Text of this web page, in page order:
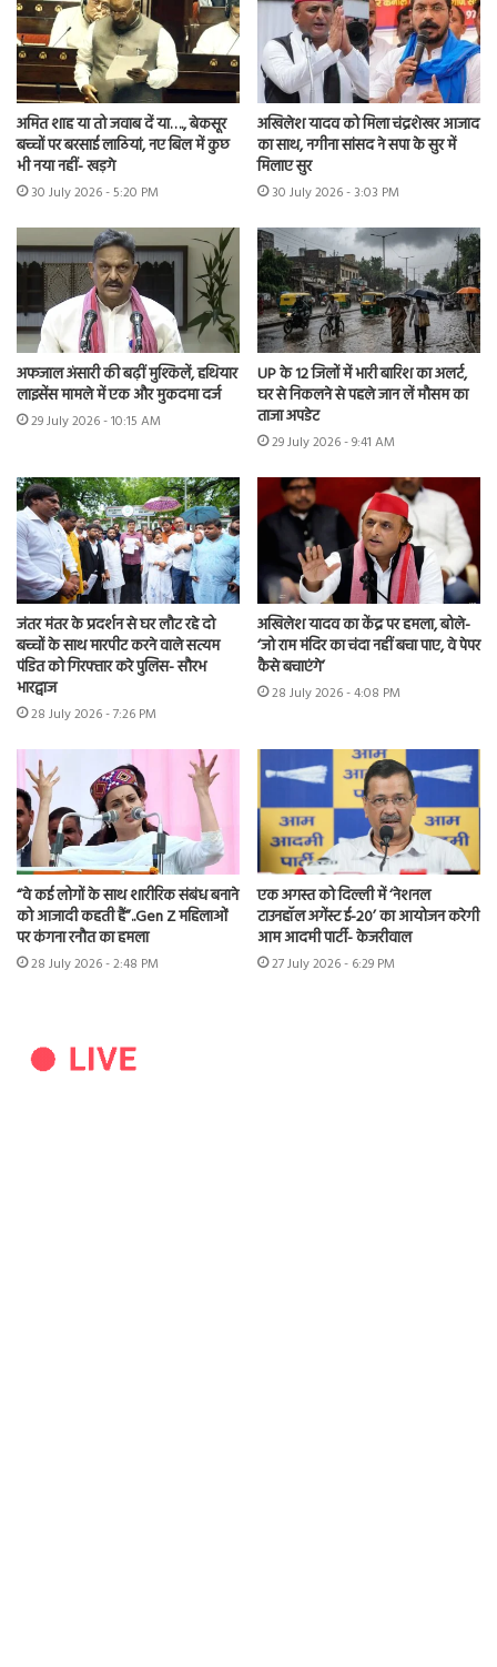
अमित शाह या तो जवाब दें या…., बेकसूर
बच्चों पर बरसाई लाठियां, नए बिल में कुछ
भी नया नहीं- खड़गे
30 July 2026 - 5:20 PM
अखिलेश यादव को मिला चंद्रशेखर आजाद
का साथ, नगीना सांसद ने सपा के सुर में
मिलाए सुर
30 July 2026 - 3:03 PM
अफजाल अंसारी की बढ़ीं मुश्किलें, हथियार
लाइसेंस मामले में एक और मुकदमा दर्ज
29 July 2026 - 10:15 AM
UP के 12 जिलों में भारी बारिश का अलर्ट,
घर से निकलने से पहले जान लें मौसम का
ताजा अपडेट
29 July 2026 - 9:41 AM
जंतर मंतर के प्रदर्शन से घर लौट रहे दो
बच्चों के साथ मारपीट करने वाले सत्यम
पंडित को गिरफ्तार करे पुलिस- सौरभ
भारद्वाज
28 July 2026 - 7:26 PM
अखिलेश यादव का केंद्र पर हमला, बोले-
‘जो राम मंदिर का चंदा नहीं बचा पाए, वे पेपर
कैसे बचाएंगे’
28 July 2026 - 4:08 PM
“वे कई लोगों के साथ शारीरिक संबंध बनाने
को आजादी कहती हैं”..Gen Z महिलाओं
पर कंगना रनौत का हमला
28 July 2026 - 2:48 PM
एक अगस्त को दिल्ली में ‘नेशनल
टाउनहॉल अगेंस्ट ई-20’ का आयोजन करेगी
आम आदमी पार्टी- केजरीवाल
27 July 2026 - 6:29 PM